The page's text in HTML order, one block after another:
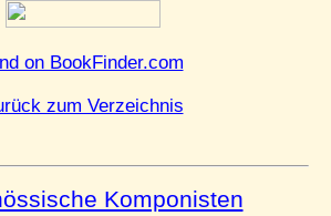
on BookFinder.com
zum Verzeichnis
Komponisten